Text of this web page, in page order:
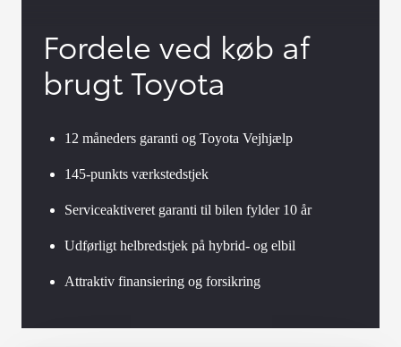
Fordele ved køb af
brugt Toyota
12 måneders garanti og Toyota Vejhjælp
145-punkts værkstedstjek
Serviceaktiveret garanti til bilen fylder 10 år
Udførligt helbredstjek på hybrid- og elbil
Attraktiv finansiering og forsikring